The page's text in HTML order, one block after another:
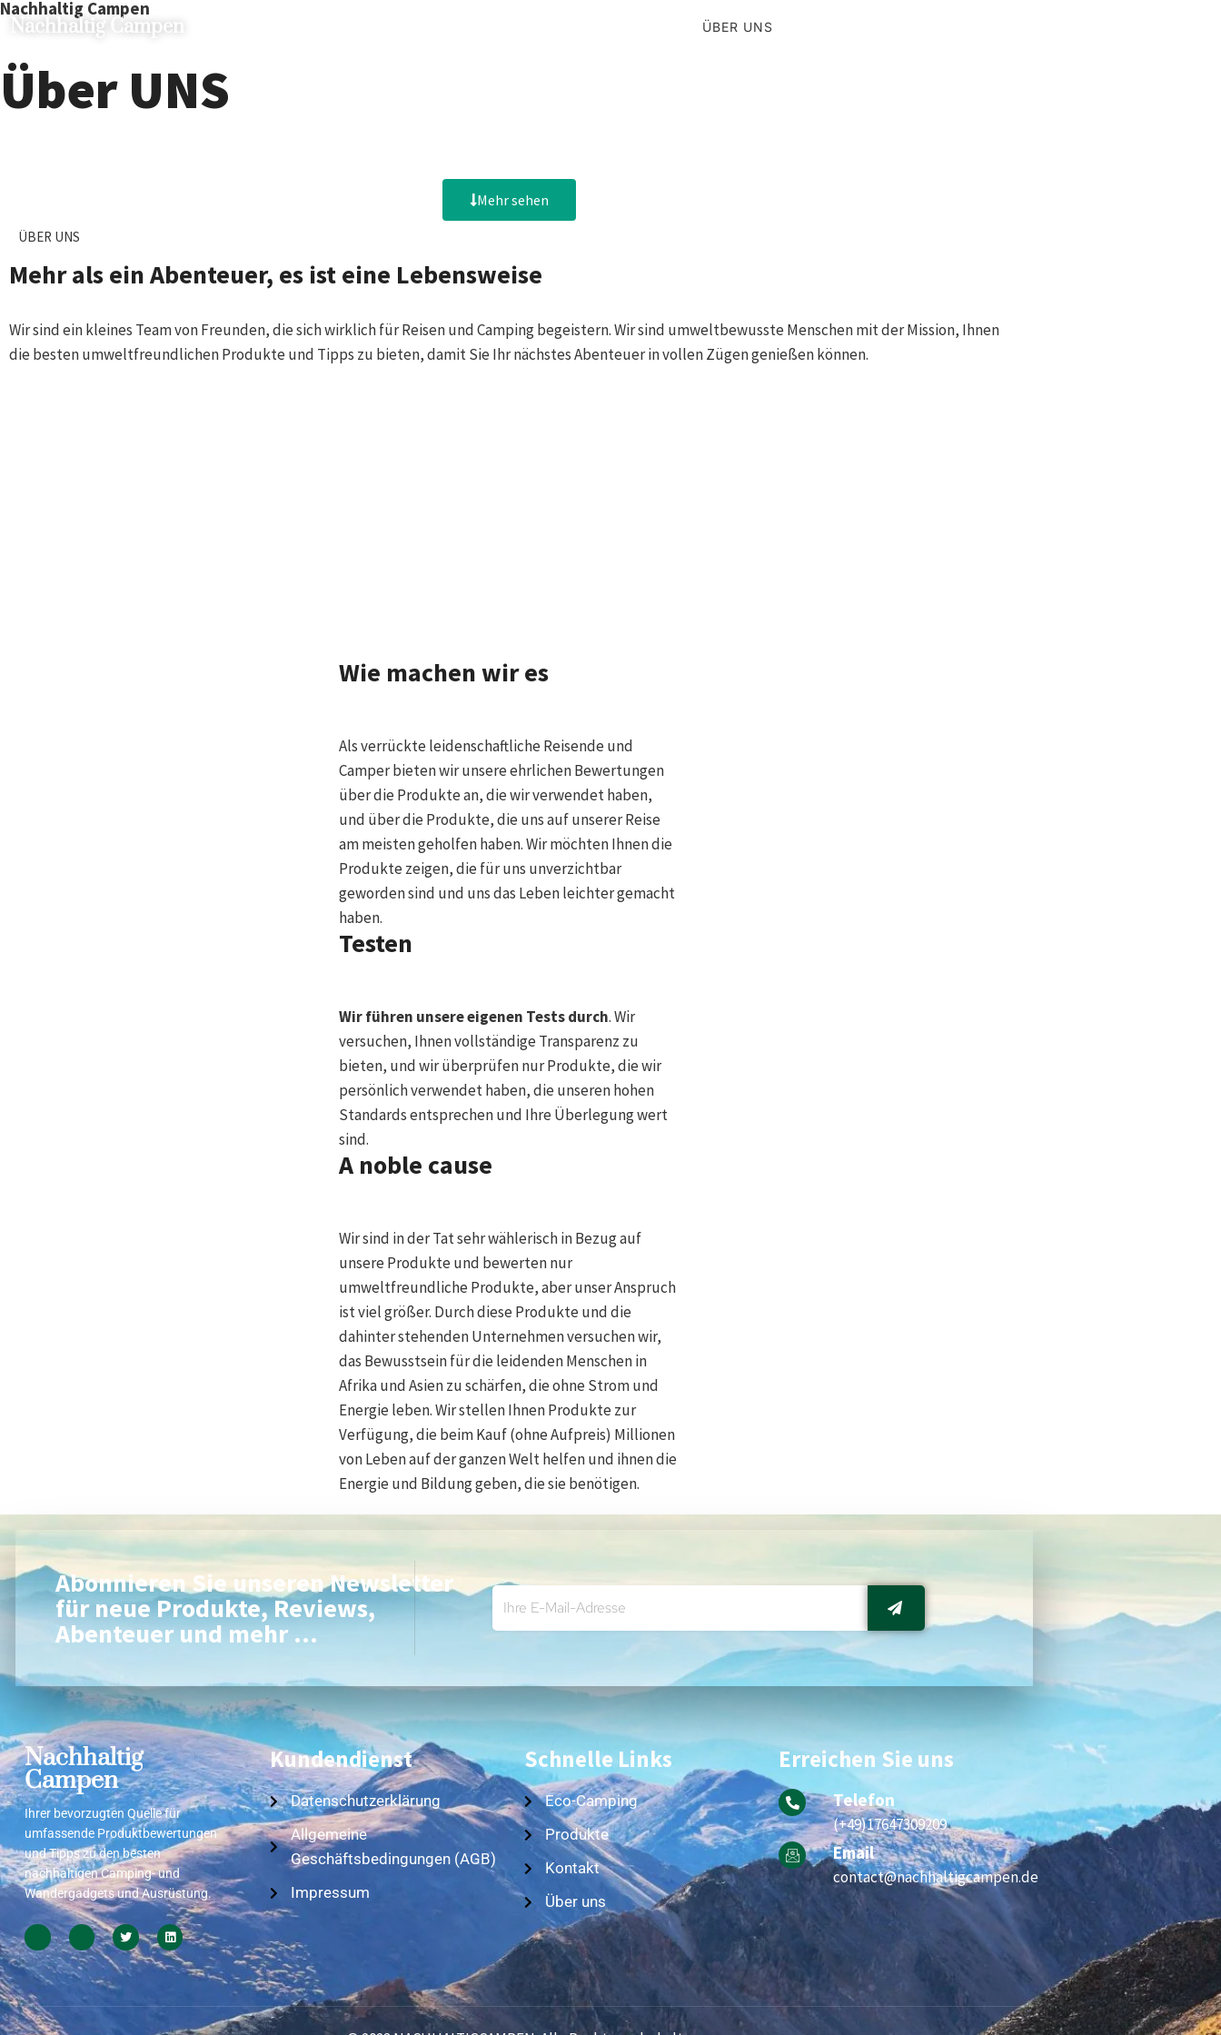
Nachhaltig Campen ÜBER UNS
Nachhaltig Campen
Über UNS
Mehr sehen
ÜBER UNS
Mehr als ein Abenteuer, es ist eine Lebensweise
Wir sind ein kleines Team von Freunden, die sich wirklich für Reisen und Camping begeistern. Wir sind umweltbewusste Menschen mit der Mission, Ihnen
die besten umweltfreundlichen Produkte und Tipps zu bieten, damit Sie Ihr nächstes Abenteuer in vollen Zügen genießen können.
Wie machen wir es
Als verrückte leidenschaftliche Reisende und
Camper bieten wir unsere ehrlichen Bewertungen
über die Produkte an, die wir verwendet haben,
und über die Produkte, die uns auf unserer Reise
am meisten geholfen haben. Wir möchten Ihnen die
Produkte zeigen, die für uns unverzichtbar
geworden sind und uns das Leben leichter gemacht
haben.
Testen
Wir führen unsere eigenen Tests durch. Wir
versuchen, Ihnen vollständige Transparenz zu
bieten, und wir überprüfen nur Produkte, die wir
persönlich verwendet haben, die unseren hohen
Standards entsprechen und Ihre Überlegung wert
sind.
A noble cause
Wir sind in der Tat sehr wählerisch in Bezug auf
unsere Produkte und bewerten nur
umweltfreundliche Produkte, aber unser Anspruch
ist viel größer. Durch diese Produkte und die
dahinter stehenden Unternehmen versuchen wir,
das Bewusstsein für die leidenden Menschen in
Afrika und Asien zu schärfen, die ohne Strom und
Energie leben. Wir stellen Ihnen Produkte zur
Verfügung, die beim Kauf (ohne Aufpreis) Millionen
von Leben auf der ganzen Welt helfen und ihnen die
Energie und Bildung geben, die sie benötigen.
Abonnieren Sie unseren Newsletter
für neue Produkte, Reviews,
Abenteuer und mehr ...
Nachhaltig
Campen
Ihrer bevorzugten Quelle für
umfassende Produktbewertungen
und Tipps zu den besten
nachhaltigen Camping- und
Wandergadgets und Ausrüstung.
Kundendienst
Datenschutzerklärung
Allgemeine
Geschäftsbedingungen (AGB)
Impressum
Schnelle Links
Eco-Camping
Produkte
Kontakt
Über uns
Erreichen Sie uns
Telefon
(+49)17647309209
Email
contact@nachhaltigcampen.de